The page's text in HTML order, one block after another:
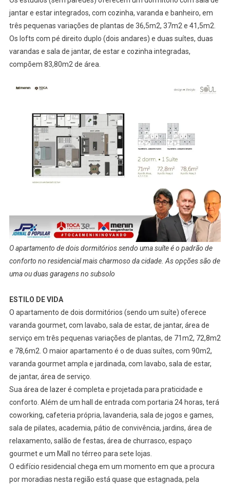
jantar e estar integrados, com cozinha, varanda e banheiro, em
três pequenas variações de plantas de 36,5m2, 37m2 e 41,5m2.
Os lofts com pé direito duplo (dois andares) e duas suítes, duas
varandas e sala de jantar, de estar e cozinha integradas,
compõem 83,80m2 de área.
O apartamento de dois dormitórios sendo uma suíte é o padrão de
conforto no residencial mais charmoso da cidade. As opções são de
uma ou duas garagens no subsolo
ESTILO DE VIDA
O apartamento de dois dormitórios (sendo um suíte) oferece
varanda gourmet, com lavabo, sala de estar, de jantar, área de
serviço em três pequenas variações de plantas, de 71m2, 72,8m2
e 78,6m2. O maior apartamento é o de duas suítes, com 90m2,
varanda gourmet ampla e jardinada, com lavabo, sala de estar,
de jantar, área de serviço.
Sua área de lazer é completa e projetada para praticidade e
conforto. Além de um hall de entrada com portaria 24 horas, terá
coworking, cafeteria própria, lavanderia, sala de jogos e games,
sala de pilates, academia, pátio de convivência, jardins, área de
relaxamento, salão de festas, área de churrasco, espaço
gourmet e um Mall no térreo para sete lojas.
O edifício residencial chega em um momento em que a procura
por moradias nesta região está quase que estagnada, pela